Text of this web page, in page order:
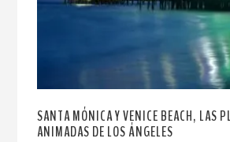
SANTA MÓNICA Y VENICE BEACH, LAS
ANIMADAS DE LOS ÁNGELES